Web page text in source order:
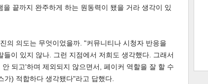
트 크 트 축 사 하기 보기
끝까지 완주하게 하는 원동력이 됐을 거라 생각이 있
의 의도는 무엇이었을까. "커뮤니티나 시청자 반응을
이 있지 않나. 그런 지점에서 저희도 생각했다. 그래서
되고'하며 제외되지 않으면서, 페이커 역할을 잘 할 수
) 적합하다 생각됐다"라고 답했다.